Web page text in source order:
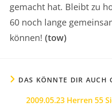
gemacht hat. Bleibt zu
60 noch lange
können! (tow)
DAS KÖNNTE DIR AUCH
2009.05.23 Herren 55